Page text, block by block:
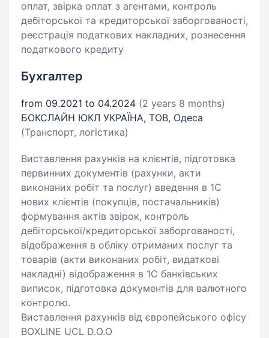
оплат, звірка оплат з агентами, контроль
дебіторської та кредиторської заборгованості,
реєстрація податкових накладних, рознесення
податкового кредиту
Бухгалтер
from 09.2021 to 04.2024 (2 years 8 months)
БОКСЛАЙН ЮКЛ УКРАЇНА, ТОВ, Одеса
(Транспорт, логістика)
Виставлення рахунків на клієнтів, підготовка
первинних документів (рахунки, акти
виконаних робіт та послуг) введення в 1С
нових клієнтів (покупців, постачальників)
формування актів звірок, контроль
дебіторської/кредиторської заборгованості,
відображення в обліку отриманих послуг та
товарів (акти виконаних робіт, видаткові
накладні) відображення в 1С банківських
виписок, підготовка документів для валютного
контролю.
Виставлення рахунків від європейського офісу
BOXLINE UCL D.O.O